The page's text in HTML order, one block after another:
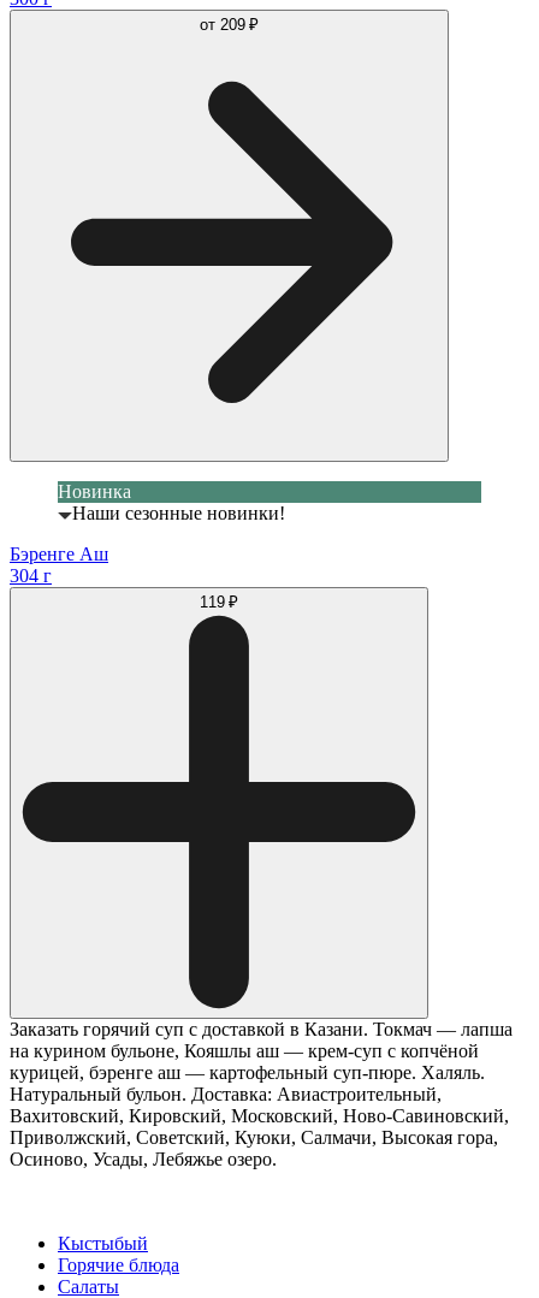
от 209 ₽
Новинка
Наши сезонные новинки!
Бэренге Аш
304 г
119 ₽
Заказать горячий суп с доставкой в Казани. Токмач — лапша
на курином бульоне, Кояшлы аш — крем-суп с копчёной
курицей, бэренге аш — картофельный суп-пюре. Халяль.
Натуральный бульон. Доставка: Авиастроительный,
Вахитовский, Кировский, Московский, Ново-Савиновский,
Приволжский, Советский, Куюки, Салмачи, Высокая гора,
Осиново, Усады, Лебяжье озеро.
Кыстыбый
Горячие блюда
Салаты